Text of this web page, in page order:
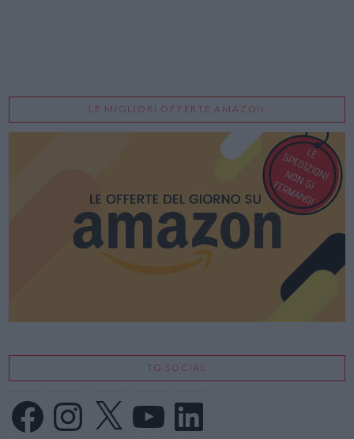
LE MIGLIORI OFFERTE AMAZON
TG SOCIAL
FacebookInstagram
X LinkedIn